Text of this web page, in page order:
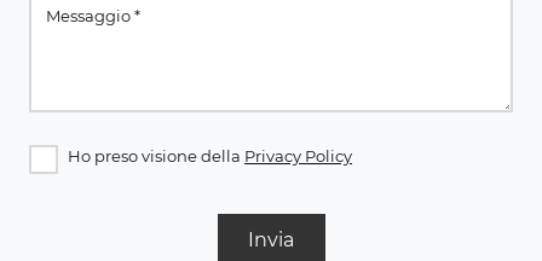
Ho preso visione della Privacy Policy
Invia